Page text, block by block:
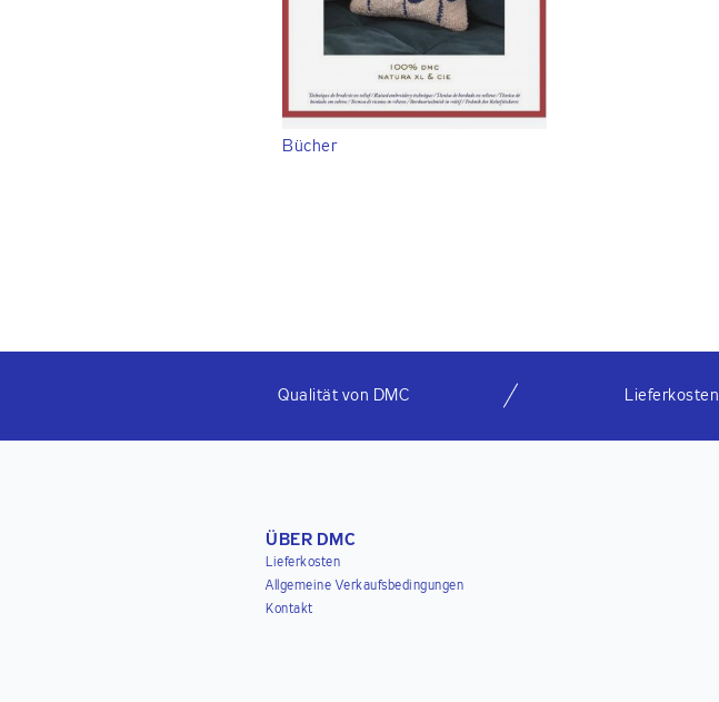
Bücher
Qualität von DMC Lieferkosten
ÜBER DMC
Lieferkosten
Allgemeine Verkaufsbedingungen
Kontakt